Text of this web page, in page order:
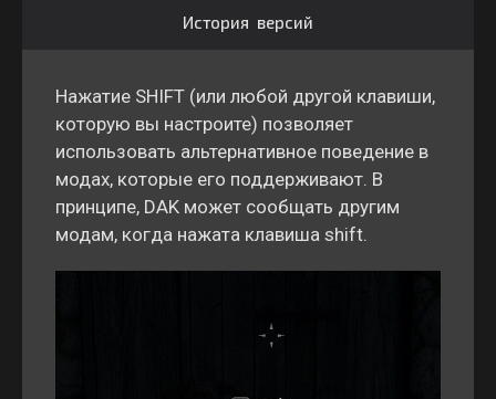
История версий
Нажатие SHIFT (или любой другой клавиши,
которую вы настроите) позволяет
использовать альтернативное поведение в
модах, которые его поддерживают. В
принципе, DAK может сообщать другим
модам, когда нажата клавиша shift.